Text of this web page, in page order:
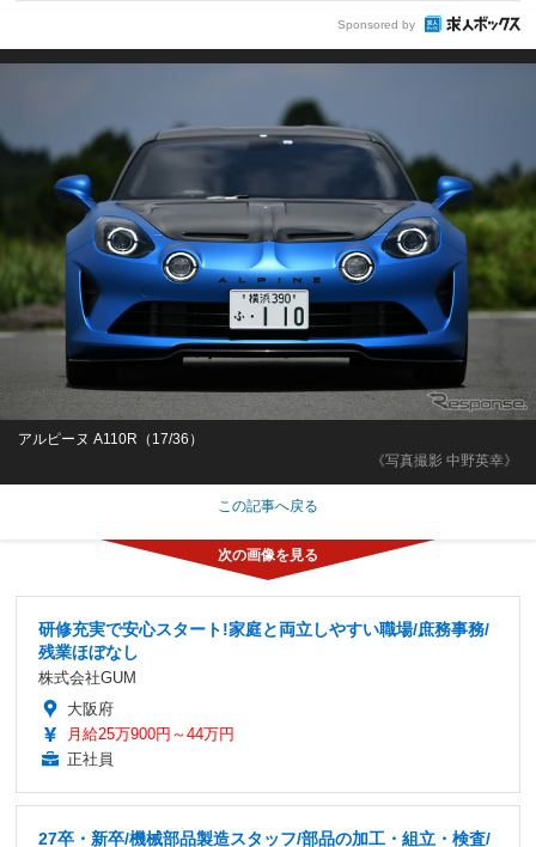
Sponsored by
《写真撮影 中野英幸》
アルピーヌ A110R（17/36）
この記事へ戻る
研修充実で安心スタート!家庭と両立しやすい職場/庶務事務/
残業ほぼなし
株式会社GUM
大阪府
月給25万900円～44万円
正社員
27卒・新卒/機械部品製造スタッフ/部品の加工・組立・検査/